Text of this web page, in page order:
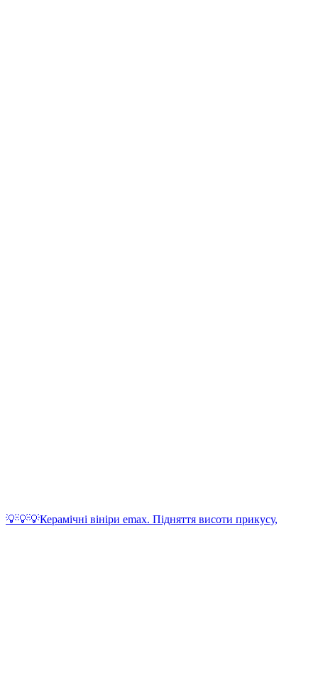
💡💡💡Керамічні вініри emax. Підняття висоти прикусу,